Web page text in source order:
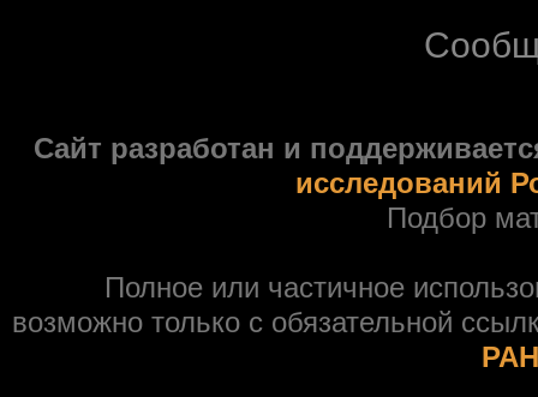
Сайт разработан и
исследований
Подбор
Полное или частичное
возможно только с обязательной